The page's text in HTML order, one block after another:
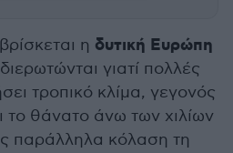
η δυτική Ευρώπη
γιατί πολλές
τροπικό κλίμα, γεγονός
το θάνατο άνω των χιλίων
παράλληλα κόλαση τη